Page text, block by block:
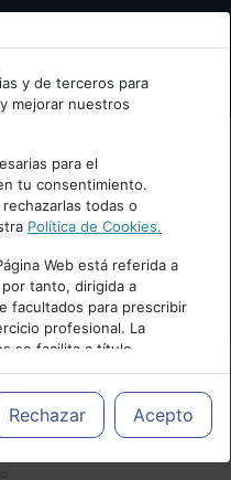
Cancelar
y de terceros para
mejorar nuestros
para el
tu consentimiento.
todas o
Política de Cookies.
Web está referida a
tanto, dirigida a
facultados para prescribir
profesional. La
se facilita a título
de los
medicamentos y decidir, en
más adecuado a las
Rechazar Acepto